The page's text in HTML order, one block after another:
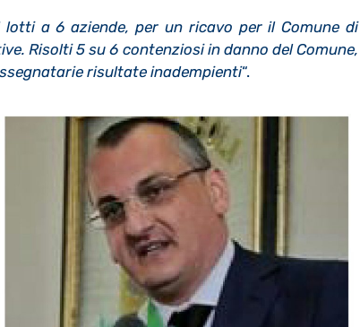
lotti a 6 aziende, per un ricavo per il Comune di
Risolti 5 su 6 contenziosi in danno del Comune,
risultate inadempienti“.